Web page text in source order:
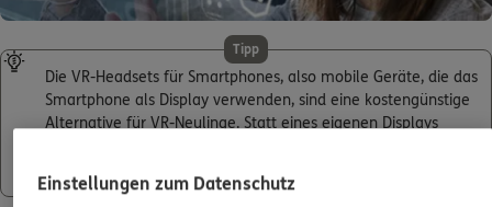
Tipp
Die VR-Headsets für Smartphones, also mobile Geräte, die das
Smartphone als Display verwenden, sind eine kostengünstige
Alternative für VR-Neulinge. Statt eines eigenen Displays
Einstellungen zum Datenschutz